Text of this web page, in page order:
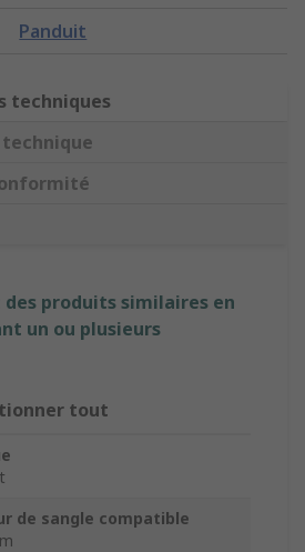
Panduit
techniques
des produits similaires en
un ou plusieurs
tout
de sangle compatible